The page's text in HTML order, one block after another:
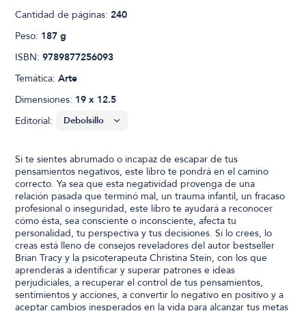
Cantidad de páginas:240
Peso: 187 g
ISBN:9789877256093
Temática:Arte
Dimensiones: 19 x 12.5
Editorial:
Si te sientes abrumado o incapaz de escapar de tus
pensamientos negativos, este libro te pondrá en el camino
correcto. Ya sea que esta negatividad provenga de una
relación pasada que terminó mal, un trauma infantil, un fracaso
profesional o inseguridad, este libro te ayudará a reconocer
cómo ésta, sea consciente o inconsciente, afecta tu
personalidad, tu perspectiva y tus decisiones. Si lo crees, lo
creas está lleno de consejos reveladores del autor bestseller
Brian Tracy y la psicoterapeuta Christina Stein, con los que
aprenderás a identificar y superar patrones e ideas
perjudiciales, a recuperar el control de tus pensamientos,
sentimientos y acciones, a convertir lo negativo en positivo y a
aceptar cambios inesperados en la vida para alcanzar tus metas